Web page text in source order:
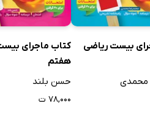
برخورداری از کیفیت آموزشی
یافته‌اند. کتاب‌های «شب امتحان
تیزهوشان 1+31 استان: نهم به
هاشمی، برخی از عناوین
بیست ریاضی
محمدی
کتاب ماجرای
هفتم
حسن بلند
۷۸,۰۰۰ ت